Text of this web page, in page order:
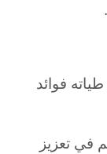
فوائد
في تعزيز